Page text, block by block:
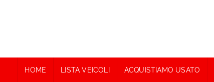
HOME LISTA VEICOLI ACQUISTIAMO USATO